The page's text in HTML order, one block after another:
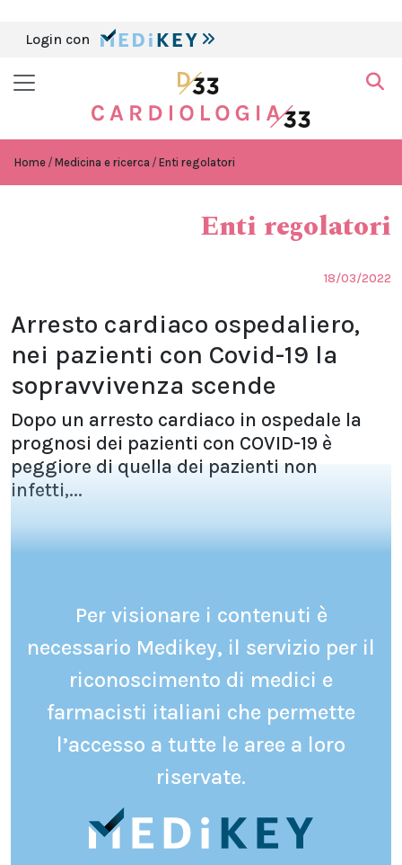
Login con
Home Medicina e ricerca Enti regolatori
Enti regolatori
18/03/2022
Arresto cardiaco ospedaliero,
nei pazienti con Covid-19 la
sopravvivenza scende
Dopo un arresto cardiaco in ospedale la
prognosi dei pazienti con COVID-19 è
peggiore di quella dei pazienti non
infetti,...
Per visionare i contenuti è
necessario Medikey, il servizio per il
riconoscimento di medici e
farmacisti italiani che permette
l’accesso a tutte le aree a loro
riservate.